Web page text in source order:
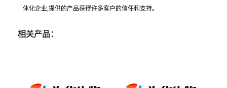
体化企业,提供的产品获得许多客户的信任和支持。
相关产品：